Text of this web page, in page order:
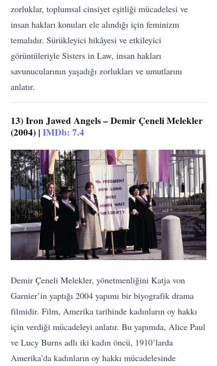
zorluklar, toplumsal cinsiyet eşitliği mücadelesi ve
insan hakları konuları ele alındığı için feminizm
temalıdır. Sürükleyici hikâyesi ve etkileyici
görüntüleriyle Sisters in Law, insan hakları
savunucularının yaşadığı zorlukları ve umutlarını
anlatır.
13) Iron Jawed Angels – Demir Çeneli Melekler
(2004) |IMDb: 7.4
Demir Çeneli Melekler, yönetmenliğini Katja von
Garnier’in yaptığı 2004 yapımı bir biyografik drama
filmidir. Film, Amerika tarihinde kadınların oy hakkı
için verdiği mücadeleyi anlatır. Bu yapımda, Alice Paul
ve Lucy Burns adlı iki kadın öncü, 1910’larda
Amerika’da kadınların oy hakkı mücadelesinde